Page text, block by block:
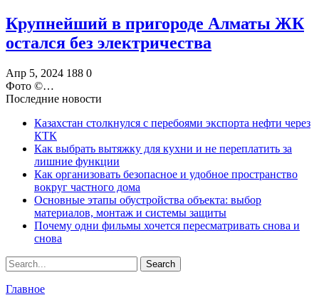
Крупнейший в пригороде Алматы ЖК
остался без электричества
Апр 5, 2024 188 0
Фото ©️…
Последние новости
Казахстан столкнулся с перебоями экспорта нефти через
КТК
Как выбрать вытяжку для кухни и не переплатить за
лишние функции
Как организовать безопасное и удобное пространство
вокруг частного дома
Основные этапы обустройства объекта: выбор
материалов, монтаж и системы защиты
Почему одни фильмы хочется пересматривать снова и
снова
Главное